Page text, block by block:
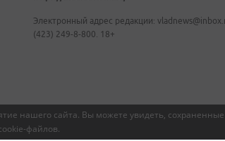
нашего сайта. Вы можете увидеть,
файлов.
Электронный адрес редакции:
(423) 249-8-800. 18+